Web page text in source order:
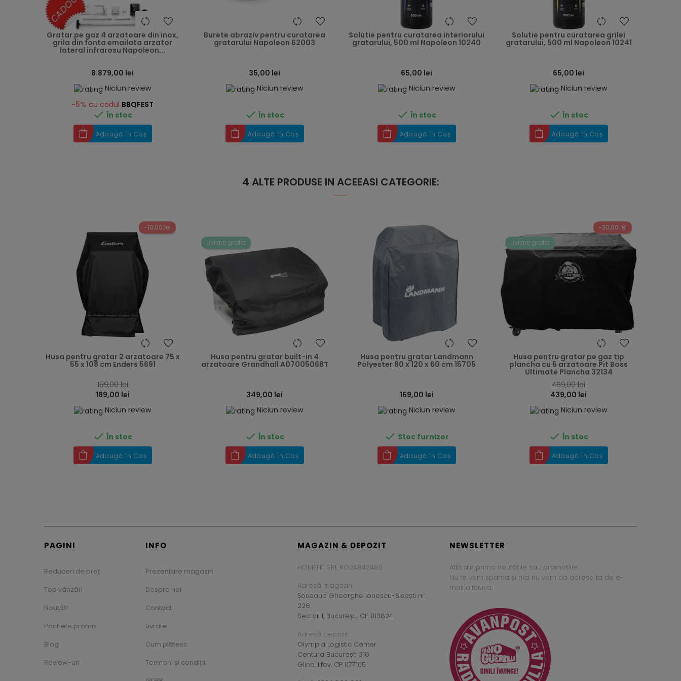
heart
Gratar pe gaz 4 arzatoare din inox,
grila din fonta emailata arzator
lateral infrarosu Napoleon...
8.879,00 lei
Niciun review
-5% cu codul BBQFEST
 În stoc
Adaugă în Coș
heart
Burete abraziv pentru curatarea
gratarului Napoleon 62003
35,00 lei
Niciun review
 În stoc
Adaugă în Coș
heart
Solutie pentru curatarea interiorului
gratarului, 500 ml Napoleon 10240
65,00 lei
Niciun review
 În stoc
Adaugă în Coș
heart
Solutie pentru curatarea grilei
gratarului, 500 ml Napoleon 10241
65,00 lei
Niciun review
 În stoc
Adaugă în Coș
4 ALTE PRODUSE IN ACEEASI CATEGORIE:
-10,00 lei
heart
Husa pentru gratar 2 arzatoare 75 x
55 x 108 cm Enders 5691
199,00 lei
189,00 lei
Niciun review
 În stoc
Adaugă în Coș
Livrare gratis
heart
Husa pentru gratar built-in 4
arzatoare Grandhall A07005068T
349,00 lei
Niciun review
 În stoc
Adaugă în Coș
heart
Husa pentru gratar Landmann
Polyester 80 x 120 x 60 cm 15705
169,00 lei
Niciun review
 Stoc furnizor
Adaugă în Coș
-30,00 lei
Livrare gratis
heart
Husa pentru gratar pe gaz tip
plancha cu 5 arzatoare Pit Boss
Ultimate Plancha 32134
469,00 lei
439,00 lei
Niciun review
 În stoc
Adaugă în Coș
PAGINI
Reduceri de preț
Top vânzări
Noutăți
Pachete promo
Blog
Review-uri
INFO
Prezentare magazin
Despre noi
Contact
Livrare
Cum plătesc
Termeni și condiții
MAGAZIN & DEPOZIT
HOMEFIT SRL RO24842480
Adresă magazin:
Șoseaua Gheorghe Ionescu-Sisești nr.
226
Sector 1, București, CP 013824
Adresă depozit:
Olympia Logistic Center
Centura București 316
Glina, Ilfov, CP 077105
NEWSLETTER
Află din prima noutățile sau promoțiile.
Nu te vom spama și nici nu vom da adresa ta de e-
mail altcuiva.